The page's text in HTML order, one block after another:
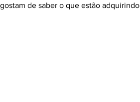
de saber o que estão adquirindo